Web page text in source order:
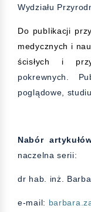
Wydziału
Do publikacji
medycznych i
ścisłych i
pokrewnych.
poglądowe,
Nabór
naczelna serii:
dr hab. inż.
e-mail: